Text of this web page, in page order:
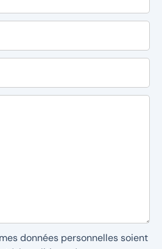
données personnelles soient